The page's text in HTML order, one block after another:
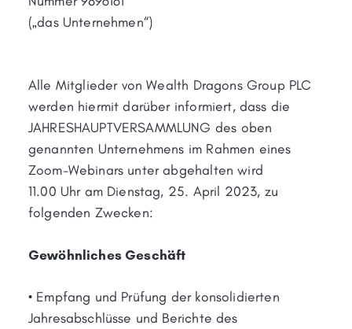
(„das Unternehmen“)
Alle Mitglieder von Wealth Dragons Group PLC
werden hiermit darüber informiert, dass die
JAHRESHAUPTVERSAMMLUNG des oben
genannten Unternehmens im Rahmen eines
Zoom-Webinars unter abgehalten wird
11.00 Uhr am Dienstag, 25. April 2023, zu
folgenden Zwecken:
Gewöhnliches Geschäft
• Empfang und Prüfung der konsolidierten
Jahresabschlüsse und Berichte des